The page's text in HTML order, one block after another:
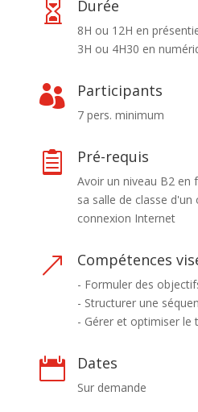
 Durée
8H ou 12H en
3H ou 4H30 en
 Participants
7 pers. minimum
 Pré-requis
Avoir un niveau B2 en
sa salle de classe
connexion Internet
& Compétences
- Formuler des
- Structurer une
- Gérer et optimiser le
 Dates
Sur demande